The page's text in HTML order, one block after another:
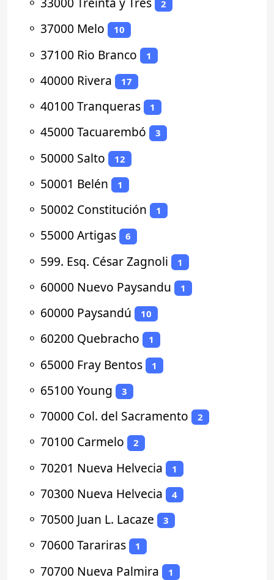
2
⚬ 37000 Melo 10
⚬ 37100 Rio Branco 1
⚬ 40000 Rivera 17
⚬ 40100 Tranqueras 1
⚬ 45000 Tacuarembó 3
⚬ 50000 Salto 12
⚬ 50001 Belén 1
⚬ 50002 Constitución 1
⚬ 55000 Artigas 6
⚬ 599. Esq. César Zagnoli 1
⚬ 60000 Nuevo Paysandu 1
⚬ 60000 Paysandú 10
⚬ 60200 Quebracho 1
⚬ 65000 Fray Bentos 1
⚬ 65100 Young 3
⚬ 70000 Col. del Sacramento 2
⚬ 70100 Carmelo 2
⚬ 70201 Nueva Helvecia 1
⚬ 70300 Nueva Helvecia 4
⚬ 70500 Juan L. Lacaze 3
⚬ 70600 Tarariras 1
⚬ 70700 Nueva Palmira 1